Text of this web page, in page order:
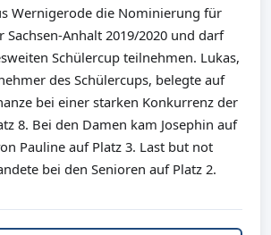
Wernigerode die Nominierung für
Sachsen-Anhalt 2019/2020 und darf
Schülercup teilnehmen. Lukas,
des Schülercups, belegte auf
bei einer starken Konkurrenz der
8. Bei den Damen kam Josephin auf
Pauline auf Platz 3. Last but not
bei den Senioren auf Platz 2.